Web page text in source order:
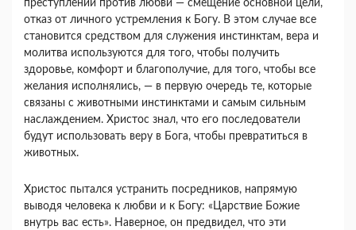
преступлений против любви — смещение основной цели,
отказ от личного устремления к Богу. В этом случае все
становится средством для служения инстинктам, вера и
молитва используются для того, чтобы получить
здоровье, комфорт и благополучие, для того, чтобы все
желания исполнялись, — в пер­вую очередь те, которые
связаны с животными инстин­ктами и самым сильным
наслаждением. Христос знал, что его последователи
будут использовать веру в Бога, чтобы превратиться в
животных.
Христос пытался устранить посредников, напрямую
выводя человека к любви и к Богу: «Царствие Божие
внутрь вас есть». Наверное, он предвидел, что эти